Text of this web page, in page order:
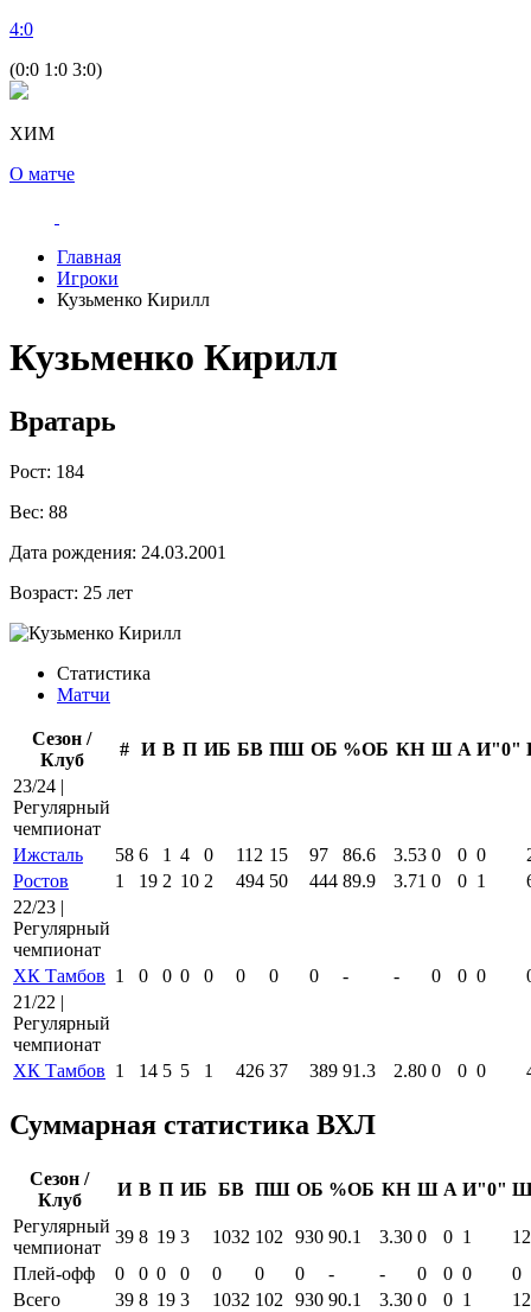
4:0
(0:0 1:0 3:0)
ХИМ
О матче
Главная
Игроки
Кузьменко Кирилл
Кузьменко Кирилл
Вратарь
Рост: 184
Вес: 88
Дата рождения: 24.03.2001
Возраст: 25 лет
Статистика
Матчи
Сезон /
Клуб
# И В П ИБ БВ ПШ ОБ %ОБ КН Ш А И"0"
23/24 |
Регулярный
чемпионат
Ижсталь
58 6 1 4 0 112 15 97 86.6 3.53 0 0 0
Ростов
1 19 2 10 2 494 50 444 89.9 3.71 0 0 1
22/23 |
Регулярный
чемпионат
ХК Тамбов 1 0 0 0 0 0 0 0 - - 0 0 0
21/22 |
Регулярный
чемпионат
ХК Тамбов 1 14 5 5 1 426 37 389 91.3 2.80 0 0 0
Суммарная статистика ВХЛ
Сезон /
Клуб
И В П ИБ БВ ПШ ОБ %ОБ КН Ш А И"0"
Регулярный
чемпионат
39 8 19 3 1032 102 930 90.1 3.30 0 0 1
12
Плей-офф
0 0 0 0 0 0 0 - - 0 0 0
0
Всего
39 8 19 3 1032 102 930 90.1 3.30 0 0 1
12